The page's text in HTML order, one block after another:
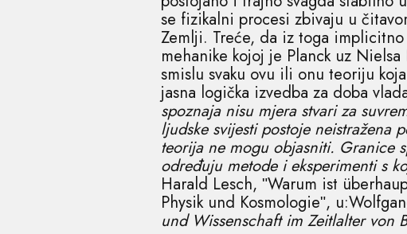
se fizikalni procesi zbivaju u
Zemlji. Treće, da iz toga
mehanike kojoj je Planck uz
smislu svaku ovu ili onu teoriju
jasna logička izvedba za doba
spoznaja nisu mjera stvari za
ljudske svijesti postoje neistražena
teorija ne mogu objasniti. Granice
određuju metode i eksperimenti s
Harald Lesch, ʺWarum ist
Physik und Kosmologieʺ,
und Wissenschaft im Zeitlalter von